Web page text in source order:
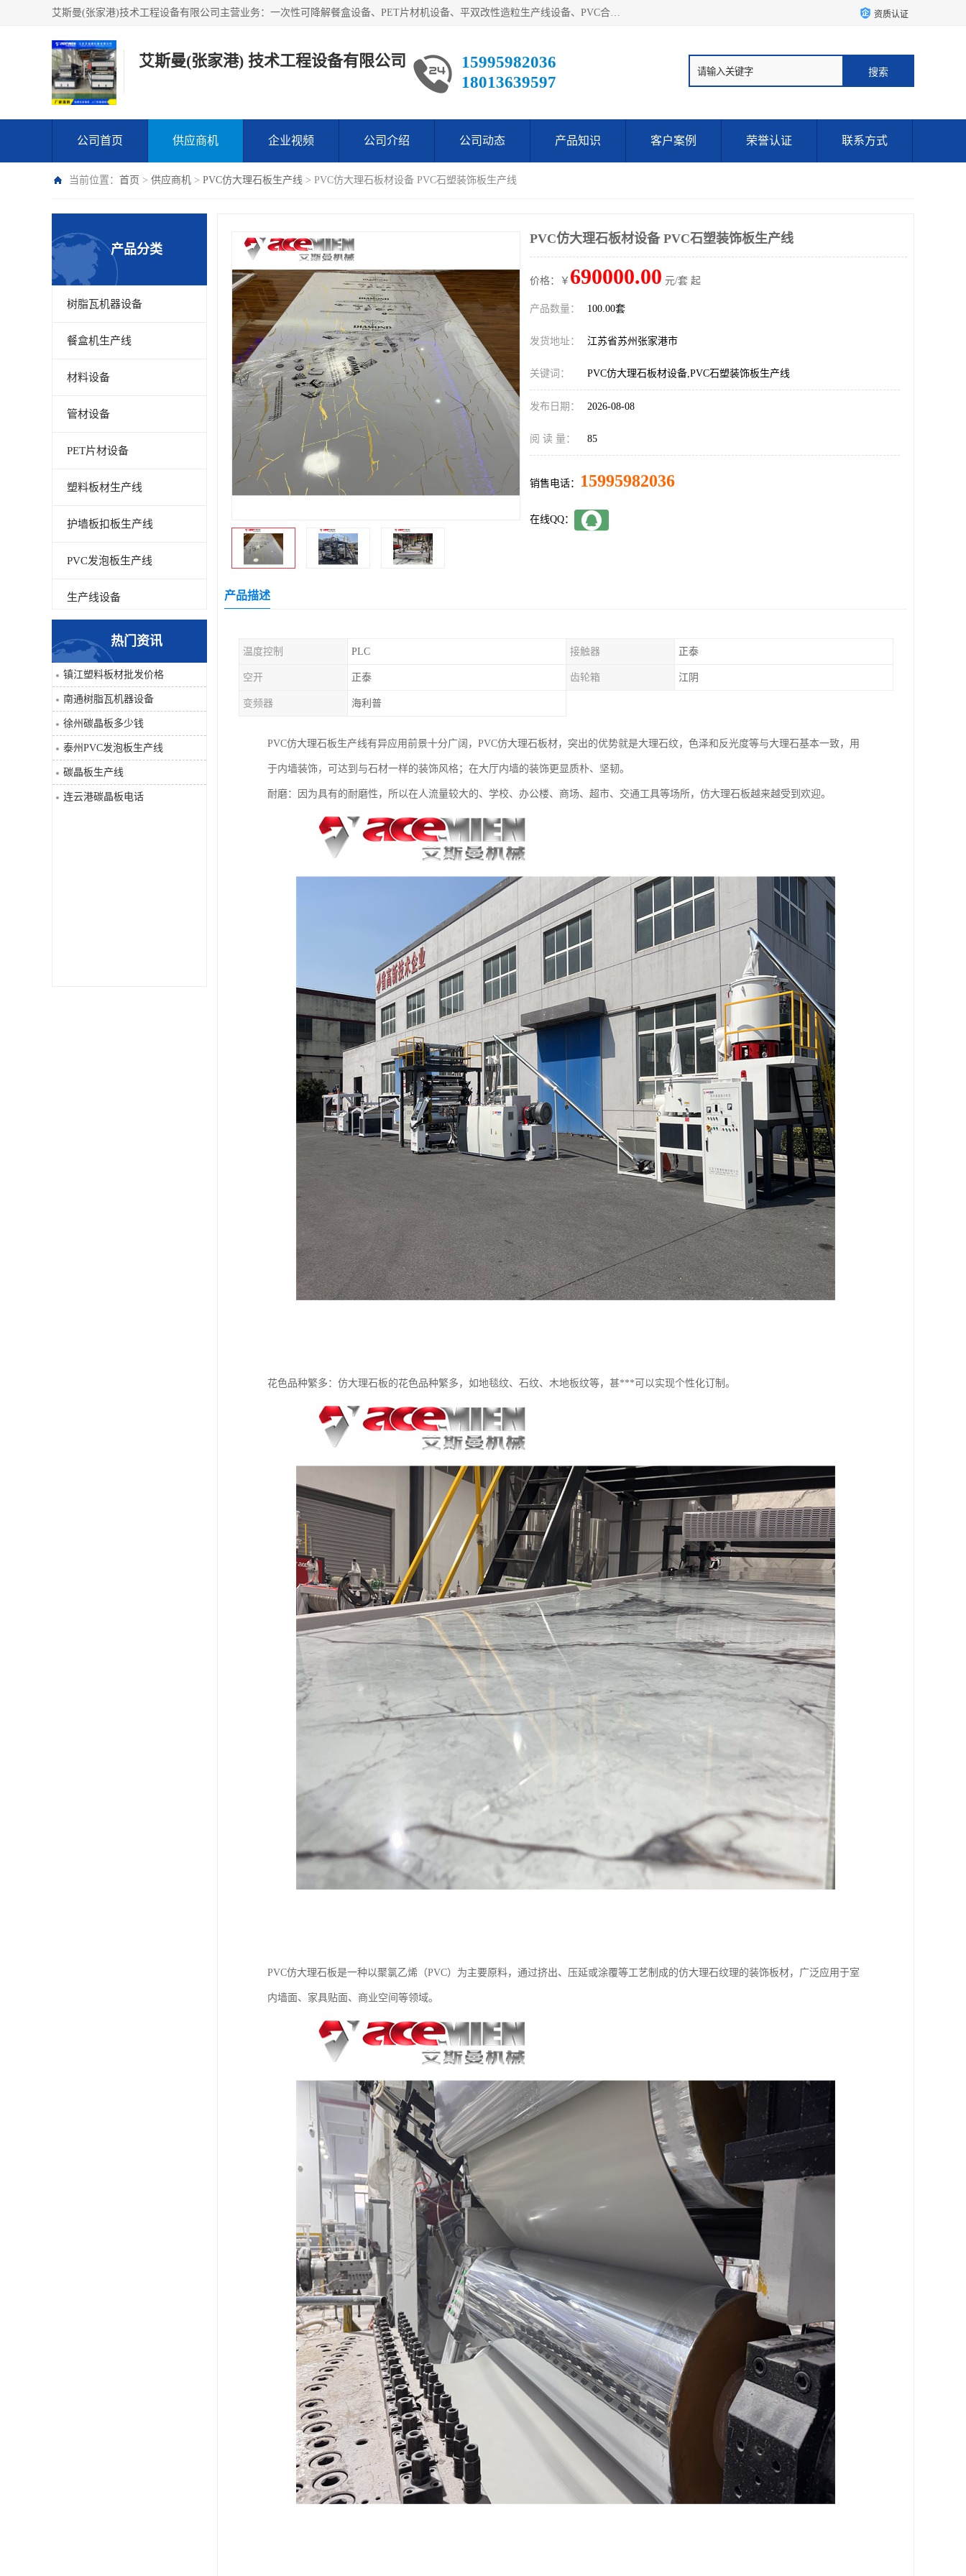
艾斯曼(张家港)技术工程设备有限公司主营业务：一次性可降解餐盒设备、PET片材机设备、平双改性造粒生产线设备、PVC合成树脂瓦设备、PP中空建筑模板设备、PVC管材设备等。成立至今，在国内我们的产品已经销售到全国所有省份，拥有多家客户，在国外产品出口到五十多个国家和地区。 资质认证
艾斯曼(张家港) 技术工程设备有限公司
15995982036
18013639597
公司首页 供应商机 企业视频 公司介绍 公司动态 产品知识 客户案例 荣誉认证 联系方式
当前位置： 首页 > 供应商机 > PVC仿大理石板生产线 > PVC仿大理石板材设备 PVC石塑装饰板生产线
产品分类
树脂瓦机器设备
餐盒机生产线
材料设备
管材设备
PET片材设备
塑料板材生产线
护墙板扣板生产线
PVC发泡板生产线
生产线设备
碳晶板生产线
PVC仿大理石板生产线
热门资讯
镇江塑料板材批发价格
南通树脂瓦机器设备
徐州碳晶板多少钱
泰州PVC发泡板生产线
碳晶板生产线
连云港碳晶板电话
PVC仿大理石板材设备 PVC石塑装饰板生产线
价格：￥ 690000.00 元/套 起
产品数量： 100.00套
发货地址： 江苏省苏州张家港市
关键词： PVC仿大理石板材设备,PVC石塑装饰板生产线
发布日期： 2026-08-08
阅 读 量： 85
销售电话： 15995982036
在线QQ：
产品描述
温度控制 PLC 接触器 正泰
空开 正泰 齿轮箱 江阴
变频器 海利普
PVC仿大理石板生产线有异应用前景十分广阔，PVC仿大理石板材，突出的优势就是大理石纹，色泽和反光度等与大理石基本一致，用
于内墙装饰，可达到与石材一样的装饰风格；在大厅内墙的装饰更显质朴、坚韧。
耐磨：因为具有的耐磨性，所以在人流量较大的、学校、办公楼、商场、超市、交通工具等场所，仿大理石板越来越受到欢迎。
花色品种繁多：仿大理石板的花色品种繁多，如地毯纹、石纹、木地板纹等，甚***可以实现个性化订制。
PVC仿大理石板是一种以聚氯乙烯（PVC）为主要原料，通过挤出、压延或涂覆等工艺制成的仿大理石纹理的装饰板材，广泛应用于室
内墙面、家具贴面、商业空间等领域。